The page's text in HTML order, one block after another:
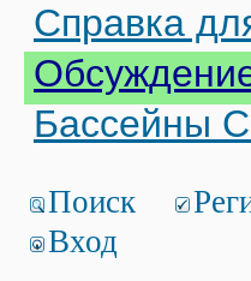
Справка
Бассейны
Поиск
Вход